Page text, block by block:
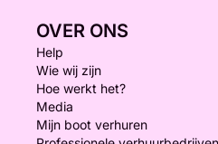
OVER ONS
Help
Wie wij zijn
Hoe werkt het?
Media
Mijn boot verhuren